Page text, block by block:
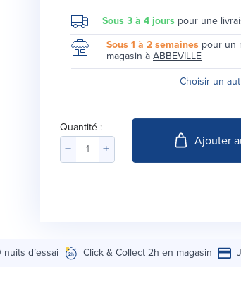
Sous 3 à 4 jours pour une
Sous 1 à 2 semaines pour un
magasin àABBEVILLE
Choisir un
Quantité :
Ajouter
d’essai Click & Collect 2h en magasin